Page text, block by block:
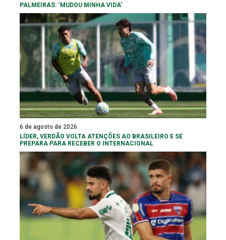
PALMEIRAS: ‘MUDOU MINHA VIDA’
6 de agosto de 2026
LÍDER, VERDÃO VOLTA ATENÇÕES AO BRASILEIRO E SE
PREPARA PARA RECEBER O INTERNACIONAL